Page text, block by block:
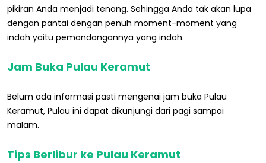
pikiran Anda menjadi tenang. Sehingga Anda tak akan lupa
dengan pantai dengan penuh moment-moment yang
indah yaitu pemandangannya yang indah.
Jam Buka Pulau Keramut
Belum ada informasi pasti mengenai jam buka Pulau
Keramut, Pulau ini dapat dikunjungi dari pagi sampai
malam.
Tips Berlibur ke Pulau Keramut